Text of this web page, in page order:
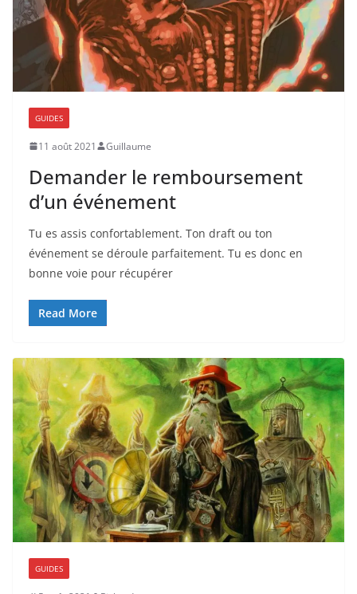
GUIDES
11 août 2021 Guillaume
Demander le remboursement
d’un événement
Tu es assis confortablement. Ton draft ou ton
événement se déroule parfaitement. Tu es donc en
bonne voie pour récupérer
Read More
GUIDES